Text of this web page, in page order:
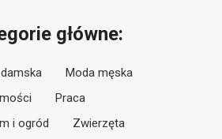
główne:
Moda męska
Praca
i ogród Zwierzęta